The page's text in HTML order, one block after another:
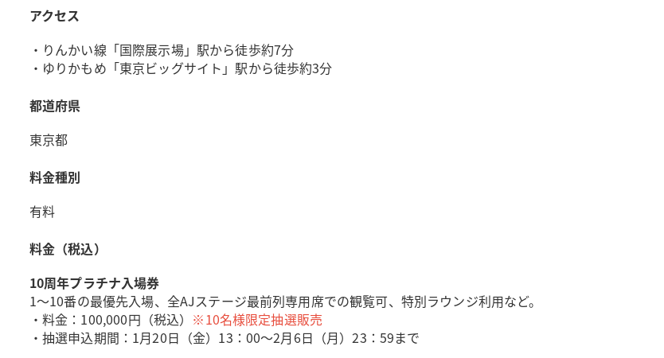
アクセス
・りんかい線「国際展示場」駅から徒歩約7分
・ゆりかもめ「東京ビッグサイト」駅から徒歩約3分
都道府県
東京都
料金種別
有料
料金（税込）
10周年プラチナ入場券
1～10番の最優先入場、全AJステージ最前列専用席での観覧可、特別ラウンジ利用など。
・料金：100,000円（税込） ※10名様限定抽選販売
・抽選申込期間：1月20日（金）13：00～2月6日（月）23：59まで